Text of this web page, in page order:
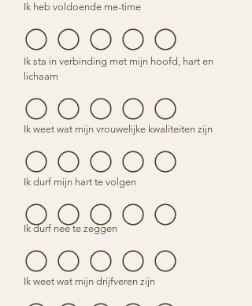
Ik heb voldoende me-time
Ik sta in verbinding met mijn hoofd, hart en
lichaam
Ik weet wat mijn vrouwelijke kwaliteiten zijn
Ik durf mijn hart te volgen
Ik durf nee te zeggen
Ik weet wat mijn drijfveren zijn